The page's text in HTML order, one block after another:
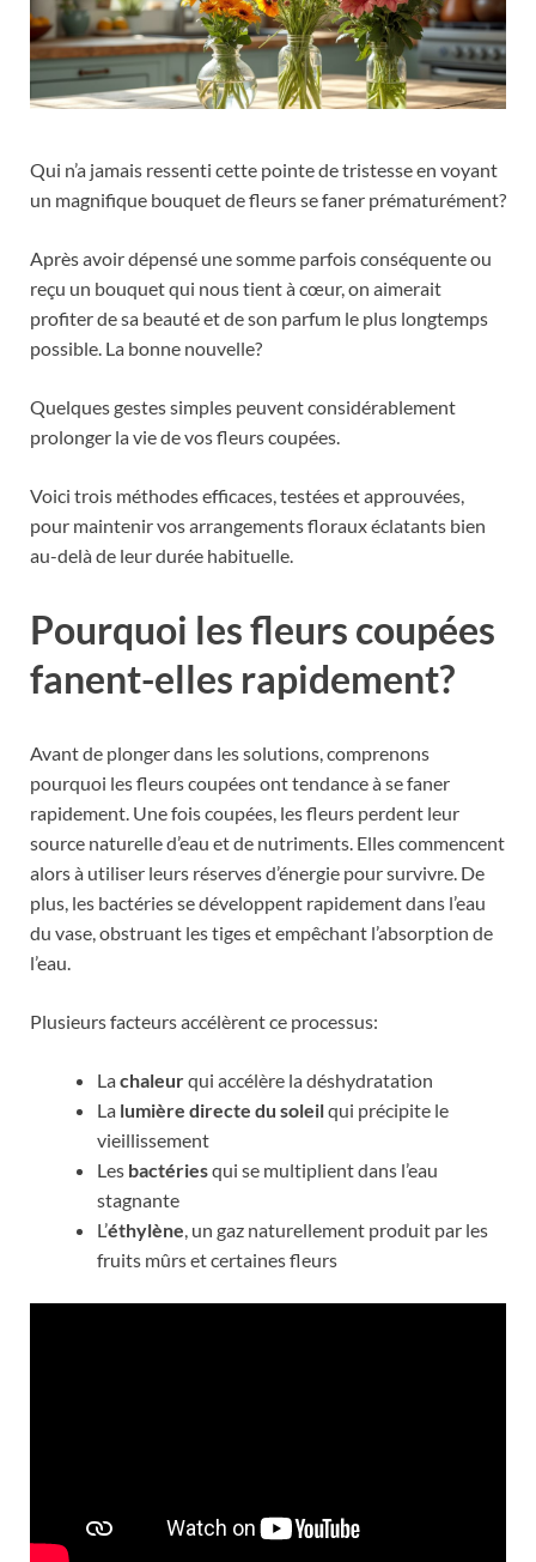
Qui n’a jamais ressenti cette pointe de tristesse en voyant
un magnifique bouquet de fleurs se faner prématurément?
Après avoir dépensé une somme parfois conséquente ou
reçu un bouquet qui nous tient à cœur, on aimerait
profiter de sa beauté et de son parfum le plus longtemps
possible. La bonne nouvelle?
Quelques gestes simples peuvent considérablement
prolonger la vie de vos fleurs coupées.
Voici trois méthodes efficaces, testées et approuvées,
pour maintenir vos arrangements floraux éclatants bien
au-delà de leur durée habituelle.
Pourquoi les fleurs coupées
fanent-elles rapidement?
Avant de plonger dans les solutions, comprenons
pourquoi les fleurs coupées ont tendance à se faner
rapidement. Une fois coupées, les fleurs perdent leur
source naturelle d’eau et de nutriments. Elles commencent
alors à utiliser leurs réserves d’énergie pour survivre. De
plus, les bactéries se développent rapidement dans l’eau
du vase, obstruant les tiges et empêchant l’absorption de
l’eau.
Plusieurs facteurs accélèrent ce processus:
Lachaleurqui accélère la déshydratation
La lumière directe du soleilqui précipite le
vieillissement
Les bactériesqui se multiplient dans l’eau
stagnante
L’éthylène, un gaz naturellement produit par les
fruits mûrs et certaines fleurs